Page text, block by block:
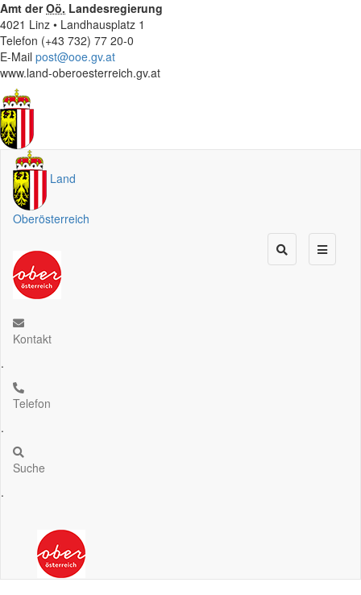
Amt derOö. Landesregierung
4021 Linz • Landhausplatz 1
Telefon (+43 732) 77 20-0
E-Mail post@ooe.gv.at
www.land-oberoesterreich.gv.at
Land
Oberösterreich
Kontakt
.
Telefon
.
Suche
.